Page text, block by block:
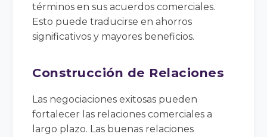
términos en sus acuerdos comerciales.
Esto puede traducirse en ahorros
significativos y mayores beneficios.
Construcción de Relaciones
Las negociaciones exitosas pueden
fortalecer las relaciones comerciales a
largo plazo. Las buenas relaciones